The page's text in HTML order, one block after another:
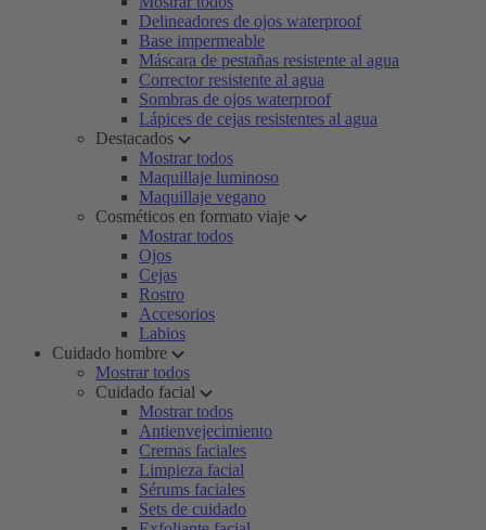
Delineadores de ojos waterproof
Base impermeable
Máscara de pestañas resistente al agua
Corrector resistente al agua
Sombras de ojos waterproof
Lápices de cejas resistentes al agua
Destacados
Mostrar todos
Maquillaje luminoso
Maquillaje vegano
Cosméticos en formato viaje
Mostrar todos
Ojos
Cejas
Rostro
Accesorios
Labios
Cuidado hombre
Mostrar todos
Cuidado facial
Mostrar todos
Antienvejecimiento
Cremas faciales
Limpieza facial
Sérums faciales
Sets de cuidado